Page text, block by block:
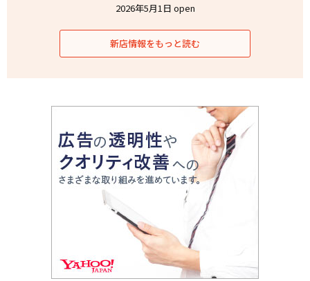
2026年5月1日 open
新店情報をもっと読む